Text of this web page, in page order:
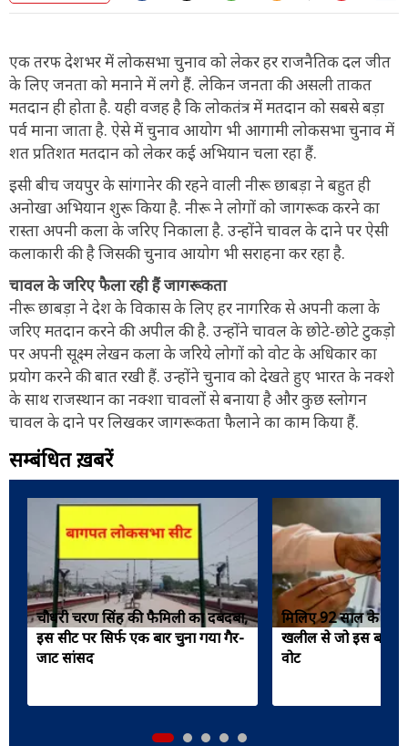
एक तरफ देशभर में लोकसभा चुनाव को लेकर हर राजनैतिक दल जीत
के लिए जनता को मनाने में लगे हैं. लेकिन जनता की असली ताकत
मतदान ही होता है. यही वजह है कि लोकतंत्र में मतदान को सबसे बड़ा
पर्व माना जाता है. ऐसे में चुनाव आयोग भी आगामी लोकसभा चुनाव में
शत प्रतिशत मतदान को लेकर कई अभियान चला रहा हैं.
इसी बीच जयपुर के सांगानेर की रहने वाली नीरू छाबड़ा ने बहुत ही
अनोखा अभियान शुरू किया है. नीरू ने लोगों को जागरूक करने का
रास्ता अपनी कला के जरिए निकाला है. उन्होंने चावल के दाने पर ऐसी
कलाकारी की है जिसकी चुनाव आयोग भी सराहना कर रहा है.
चावल के जरिए फैला रही हैं जागरूकता
नीरू छाबड़ा ने देश के विकास के लिए हर नागरिक से अपनी कला के
जरिए मतदान करने की अपील की है. उन्होंने चावल के छोटे-छोटे टुकड़ो
पर अपनी सूक्ष्म लेखन कला के जरिये लोगों को वोट के अधिकार का
प्रयोग करने की बात रखी हैं. उन्होंने चुनाव को देखते हुए भारत के नक्शे
के साथ राजस्थान का नक्शा चावलों से बनाया है और कुछ स्लोगन
चावल के दाने पर लिखकर जागरूकता फैलाने का काम किया हैं.
सम्बंधित ख़बरें
चौधरी चरण सिंह की फैमिली का दबदबा,
इस सीट पर सिर्फ एक बार चुना गया गैर-
जाट सांसद
मिलिए 92 साल के
खलील से जो इस बार
वोट